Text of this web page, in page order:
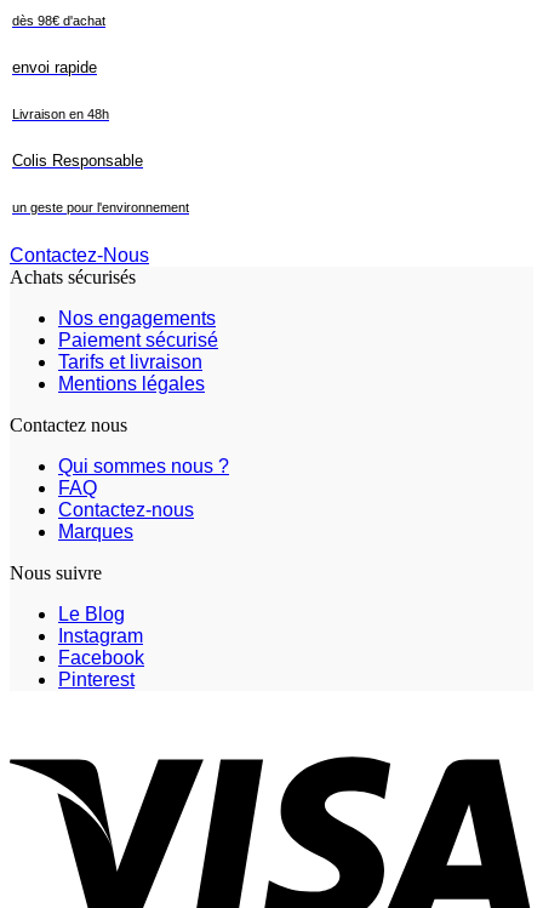
dès 98€ d'achat
envoi rapide
Livraison en 48h
Colis Responsable
un geste pour l'environnement
Contactez-Nous
Achats sécurisés
Nos engagements
Paiement sécurisé
Tarifs et livraison
Mentions légales
Contactez nous
Qui sommes nous ?
FAQ
Contactez-nous
Marques
Nous suivre
Le Blog
Instagram
Facebook
Pinterest